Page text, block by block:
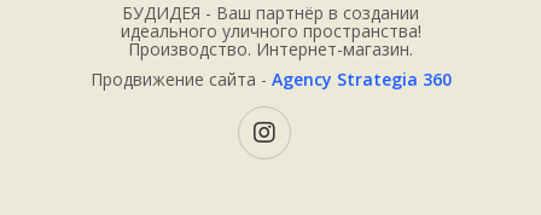
БУДИДЕЯ - Ваш партнёр в создании
идеального уличного пространства!
Производство. Интернет-магазин.
Продвижение сайта - Agency Strategia 360